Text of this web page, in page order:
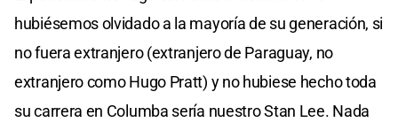
hubiésemos olvidado a la mayoría de su generación, si
no fuera extranjero (extranjero de Paraguay, no
extranjero como Hugo Pratt) y no hubiese hecho toda
su carrera en Columba sería nuestro Stan Lee. Nada